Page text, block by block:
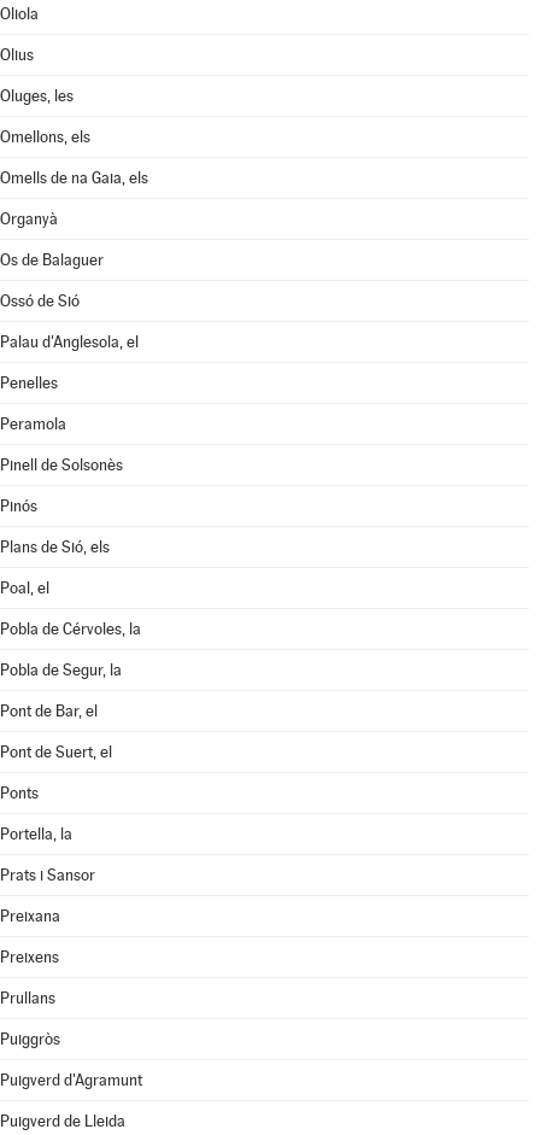
Oliola
Olius
Oluges, les
Omellons, els
Omells de na Gaia, els
Organyà
Os de Balaguer
Ossó de Sió
Palau d'Anglesola, el
Penelles
Peramola
Pinell de Solsonès
Pinós
Plans de Sió, els
Poal, el
Pobla de Cérvoles, la
Pobla de Segur, la
Pont de Bar, el
Pont de Suert, el
Ponts
Portella, la
Prats i Sansor
Preixana
Preixens
Prullans
Puiggròs
Puigverd d'Agramunt
Puigverd de Lleida